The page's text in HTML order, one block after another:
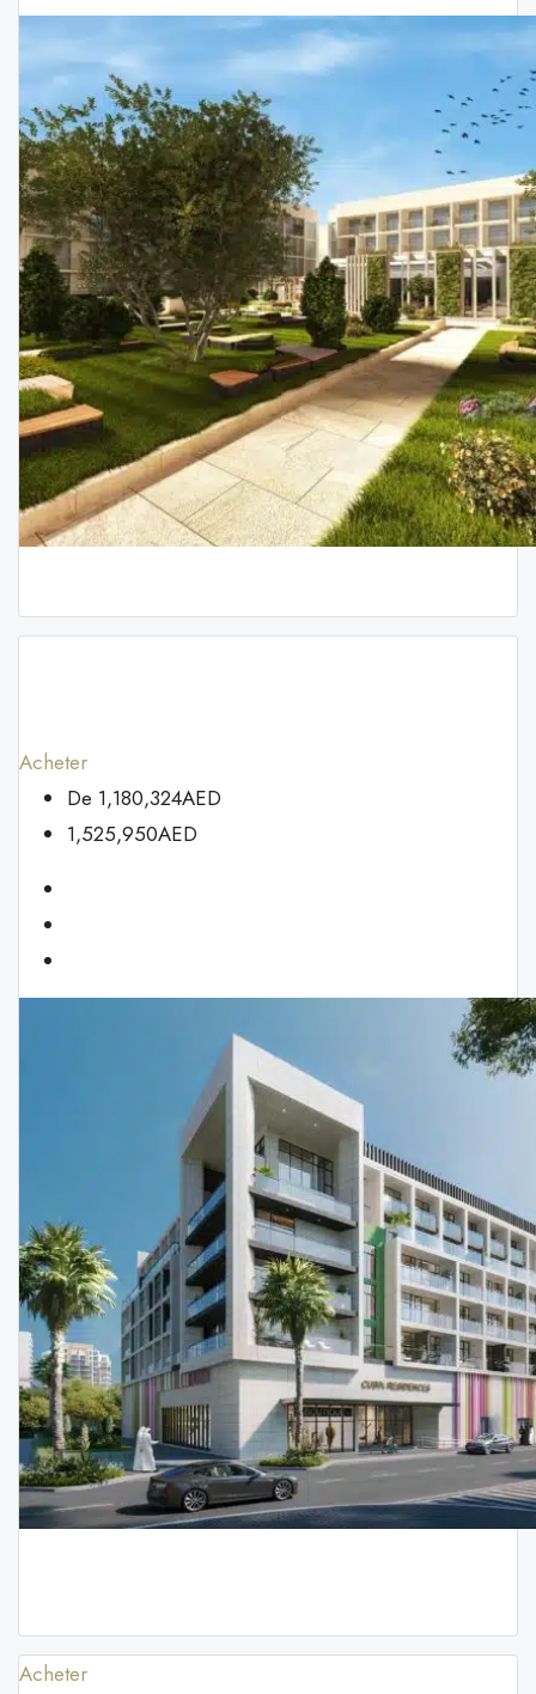
Acheter
De 1,180,324AED
1,525,950AED
Acheter